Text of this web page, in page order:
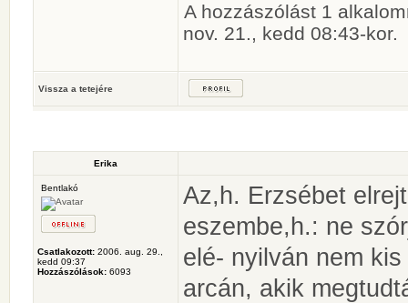
A hozzászólást 1
nov. 21., kedd 08:43-kor.
Vissza a tetejére
Erika
Bentlakó
Csatlakozott: 2006. aug. 29.,
kedd 09:37
Hozzászólások: 6093
Az,h. Erzsébet
eszembe,h.: ne
elé- nyilván nem
arcán, akik